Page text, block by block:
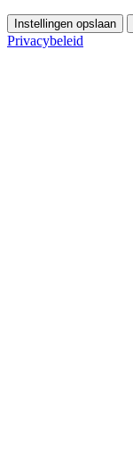
Instellingen opslaan
Privacybeleid